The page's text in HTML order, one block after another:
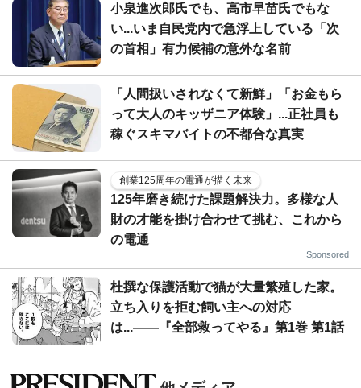
小泉進次郎氏でも、高市早苗氏でもな
い...いま自民党内で急浮上している「次
の首相」有力候補の意外な名前
「人間扱いされなくて新鮮」「お金もら
って大人のキッザニア体験」...正社員も
稼ぐスキマバイトの不都合な真実
創業125周年の電通が描く未来
125年磨き続けた課題解決力。多様な人
財の才能を掛け合わせて挑む、これから
の電通
Sponsored
杜撰な保護活動で猫が大量繁殖した家。
立ち入りを拒む飼い主への対応
は...――『全部救ってやる』第1巻 第1話